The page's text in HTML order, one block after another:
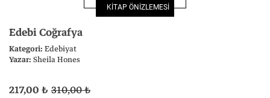
Felsefe Kesişimler
İnsan ve Toplum
KİTAP ÖNİZLEMESİ
Edebi Coğrafya
Kategori:Edebiyat
Yazar:Sheila Hones
217,00 ₺ 310,00 ₺